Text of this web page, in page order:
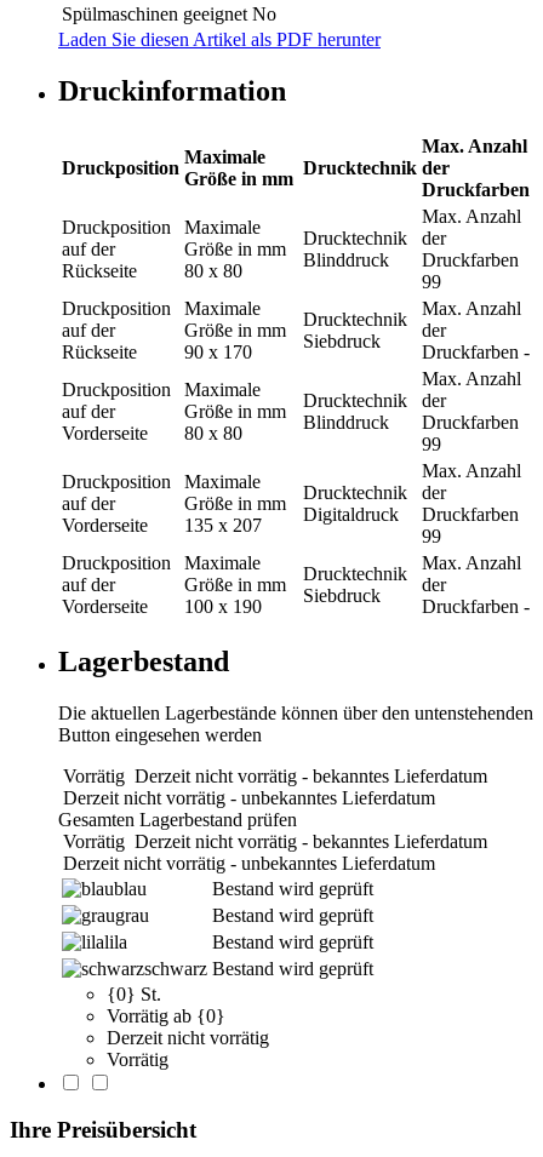
Spülmaschinen geeignet No
Laden Sie diesen Artikel als PDF herunter
Druckinformation
Druckposition
Maximale
Größe in mm
Drucktechnik
Max. Anzahl
der
Druckfarben
Druckposition
auf der
Rückseite
Maximale
Größe in mm
80 x 80
Drucktechnik
Blinddruck
Max. Anzahl
der
Druckfarben
99
Druckposition
auf der
Rückseite
Maximale
Größe in mm
90 x 170
Drucktechnik
Siebdruck
Max. Anzahl
der
Druckfarben -
Druckposition
auf der
Vorderseite
Maximale
Größe in mm
80 x 80
Drucktechnik
Blinddruck
Max. Anzahl
der
Druckfarben
99
Druckposition
auf der
Vorderseite
Maximale
Größe in mm
135 x 207
Drucktechnik
Digitaldruck
Max. Anzahl
der
Druckfarben
99
Druckposition
auf der
Vorderseite
Maximale
Größe in mm
100 x 190
Drucktechnik
Siebdruck
Max. Anzahl
der
Druckfarben -
Lagerbestand
Die aktuellen Lagerbestände können über den untenstehenden
Button eingesehen werden
Vorrätig Derzeit nicht vorrätig - bekanntes Lieferdatum
Derzeit nicht vorrätig - unbekanntes Lieferdatum
Gesamten Lagerbestand prüfen
Vorrätig Derzeit nicht vorrätig - bekanntes Lieferdatum
Derzeit nicht vorrätig - unbekanntes Lieferdatum
blau
Bestand wird geprüft
grau
Bestand wird geprüft
lila
Bestand wird geprüft
schwarz Bestand wird geprüft
{0} St.
Vorrätig ab {0}
Derzeit nicht vorrätig
Vorrätig
Ihre Preisübersicht